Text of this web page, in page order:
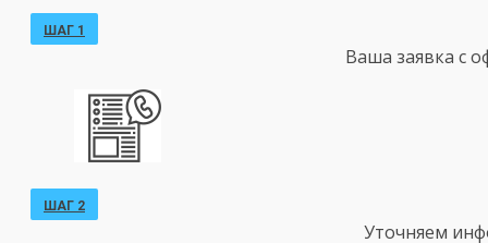
ШАГ 1
Ваша заявка с
ШАГ 2
Уточняем